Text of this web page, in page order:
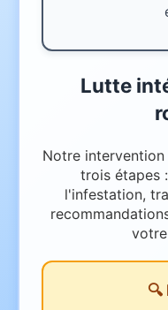
Lutte
Notre
trois étapes
l'infestation,